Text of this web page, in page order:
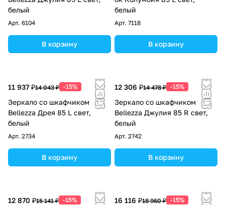
белый
Арт. 6104
В корзину
белый
Арт. 7118
В корзину
11 937 ₽14 043 ₽ -15%
Зеркало со шкафчиком
Bellezza Дрея 85 L свет,
белый
Арт. 2734
В корзину
12 306 ₽14 478 ₽ -15%
Зеркало со шкафчиком
Bellezza Джулия 85 R свет,
белый
Арт. 2742
В корзину
12 870 ₽15 141 ₽ -15% 16 116 ₽18 960 ₽ -15%